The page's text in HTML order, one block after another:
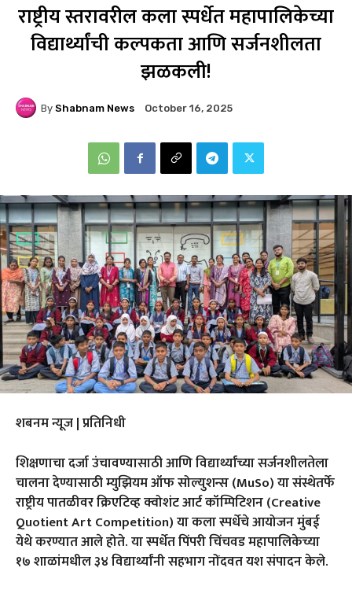
राष्ट्रीय स्तरावरील कला स्पर्धेत महापालिकेच्या
विद्यार्थ्यांची कल्पकता आणि सर्जनशीलता
झळकली!
By Shabnam News October 16, 2025
शबनम न्यूज | प्रतिनिधी
शिक्षणाचा दर्जा उंचावण्यासाठी आणि विद्यार्थ्यांच्या सर्जनशीलतेला
चालना देण्यासाठी म्युझियम ऑफ सोल्युशन्स (MuSo) या संस्थेतर्फे
राष्ट्रीय पातळीवर क्रिएटिव्ह क्वोशंट आर्ट कॉम्पिटिशन (Creative
Quotient Art Competition) या कला स्पर्धेचे आयोजन मुंबई
येथे करण्यात आले होते. या स्पर्धेत पिंपरी चिंचवड महापालिकेच्या
१७ शाळांमधील ३४ विद्यार्थ्यांनी सहभाग नोंदवत यश संपादन केले.